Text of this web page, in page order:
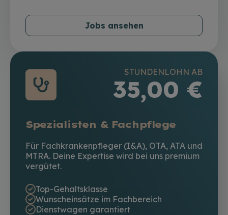
Jobs ansehen
STUNDENLOHN AB
35,00 €
Spezialisten & Fachpflege
Für Fachkrankenpfleger (I&A), OTA, ATA und
MTRA. Deine Expertise wird bei uns premium
vergütet.
Top-Gehaltsklasse
Wunscheinsätze im Fachbereich
Dienstwagen garantiert